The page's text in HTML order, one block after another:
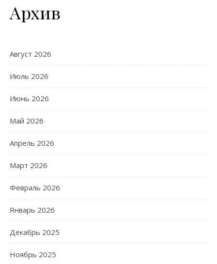
Архив
Август 2026
Июль 2026
Июнь 2026
Май 2026
Апрель 2026
Март 2026
Февраль 2026
Январь 2026
Декабрь 2025
Ноябрь 2025